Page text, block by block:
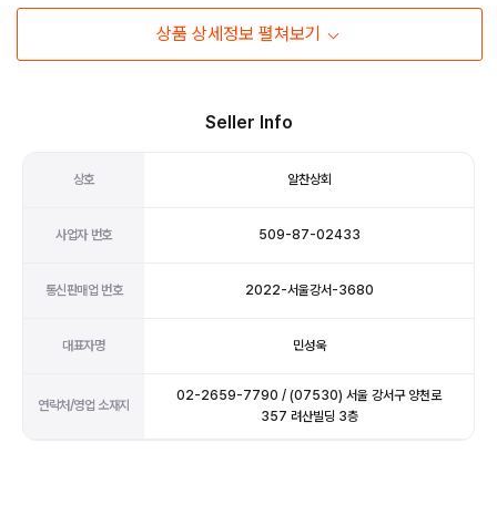
상품 상세정보 펼쳐보기
Seller Info
상호 알찬상회
사업자 번호 509-87-02433
통신판매업 번호 2022-서울강서-3680
대표자명 민성욱
연락처/영업 소재지
02-2659-7790 / (07530) 서울 강서구 양천로
357 려산빌딩 3층